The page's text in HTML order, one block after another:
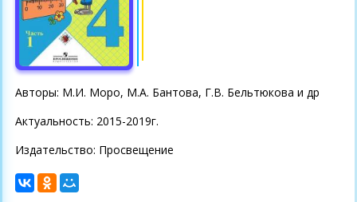
Авторы: М.И. Моро, М.А. Бантова, Г.В. Бельтюкова и др
Актуальность: 2015-2019г.
Издательство: Просвещение